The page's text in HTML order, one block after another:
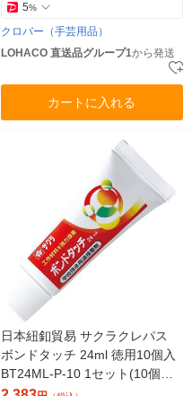
5%
クロバー（手芸用品）
LOHACO 直送品グループ1から発送
カートに入れる
日本紐釦貿易 サクラクレパス
ボンドタッチ 24ml 徳用10個入
BT24ML-P-10 1セット(10個入)
（直送品）